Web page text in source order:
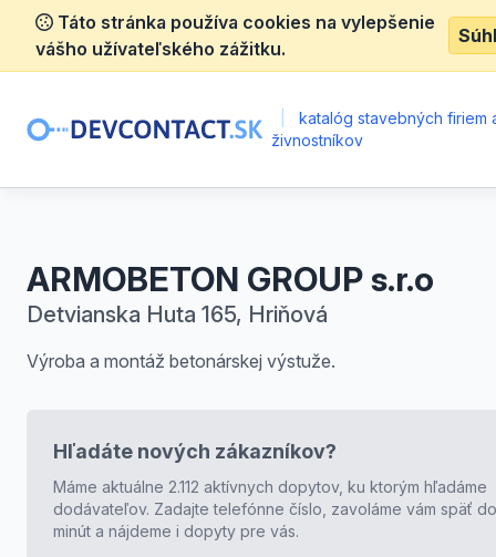
Táto stránka používa cookies na vylepšenie
vášho užívateľského zážitku.
katalóg stavebných firiem
živnostníkov
ARMOBETON GROUP s.r.o
Detvianska Huta 165, Hriňová
Výroba a montáž betonárskej výstuže.
Hľadáte nových zákazníkov?
Máme aktuálne 2.112 aktívnych dopytov, ku ktorým hľadáme
dodávateľov. Zadajte telefónne číslo, zavoláme vám späť
minút a nájdeme i dopyty pre vás.